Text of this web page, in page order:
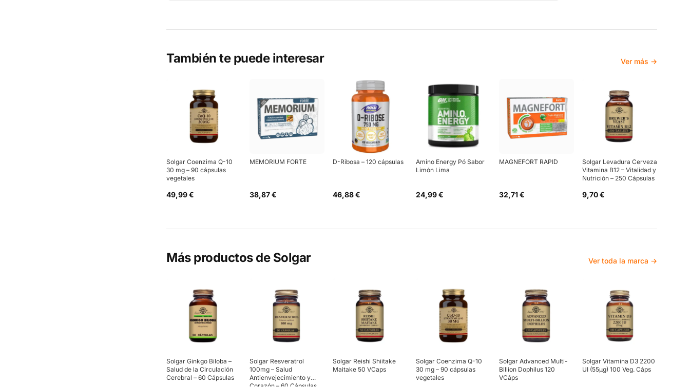
También te puede interesar Ver más →
Solgar Coenzima Q-10
30 mg – 90 cápsulas
vegetales
49,99 €
MEMORIUM FORTE
38,87 €
D-Ribosa – 120 cápsulas
46,88 €
Amino Energy Pó Sabor
Limón Lima
24,99 €
MAGNEFORT RAPID
32,71 €
Solgar Levadura Cerveza
Vitamina B12 – Vitalidad y
Nutrición – 250 Cápsulas
9,70 €
Más productos de Solgar Ver toda la marca →
Solgar Ginkgo Biloba –
Salud de la Circulación
Cerebral – 60 Cápsulas
Solgar Resveratrol
100mg – Salud
Antienvejecimiento y
Solgar Reishi Shiitake
Maitake 50 VCaps
Solgar Coenzima Q-10
30 mg – 90 cápsulas
vegetales
Solgar Advanced Multi-
Billion Dophilus 120
VCáps
Solgar Vitamina D3 2200
UI (55µg) 100 Veg. Cáps